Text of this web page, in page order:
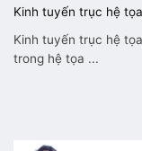
Kinh tuyến trục hệ
Kinh tuyến trục hệ
trong hệ tọa ...